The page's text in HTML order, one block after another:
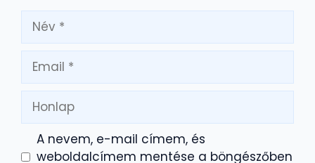
Név
Email
Honlap
A nevem, e-mail címem, és
weboldalcímem mentése a böngészőben